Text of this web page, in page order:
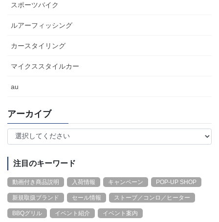
スポーツバイク
ルアーフィッシング
カースタイリング
マイクススタイルカー
au
アーカイブ
注目のキーワード
動画付き商品説明 入荷情報 キャンペーン POP-UP SHOP
新規取扱ブランド セール情報 ストーブ／コンロ／ヒーター
BBQグリル イベント紹介 イベント案内